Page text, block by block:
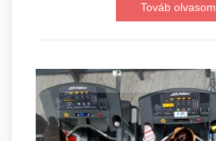
Továb olvasom